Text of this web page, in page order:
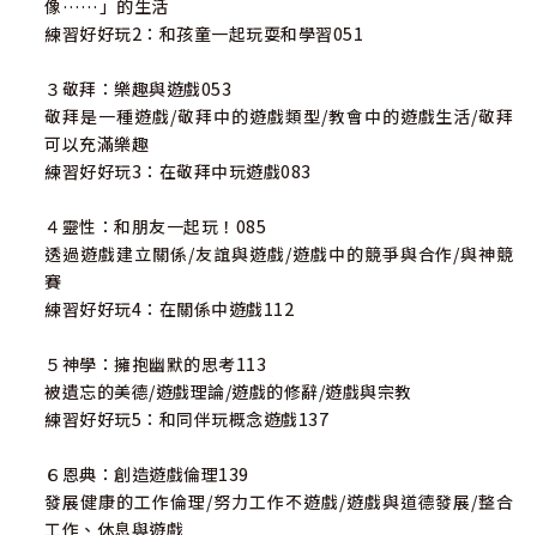
像……」的生活
練習好好玩2：和孩童一起玩耍和學習051
３敬拜：樂趣與遊戲053
敬拜是一種遊戲/敬拜中的遊戲類型/教會中的遊戲生活/敬拜
可以充滿樂趣
練習好好玩3：在敬拜中玩遊戲083
４靈性：和朋友一起玩！085
透過遊戲建立關係/友誼與遊戲/遊戲中的競爭與合作/與神競
賽
練習好好玩4：在關係中遊戲112
５神學：擁抱幽默的思考113
被遺忘的美德/遊戲理論/遊戲的修辭/遊戲與宗教
練習好好玩5：和同伴玩概念遊戲137
６恩典：創造遊戲倫理139
發展健康的工作倫理/努力工作不遊戲/遊戲與道德發展/整合
工作、休息與遊戲